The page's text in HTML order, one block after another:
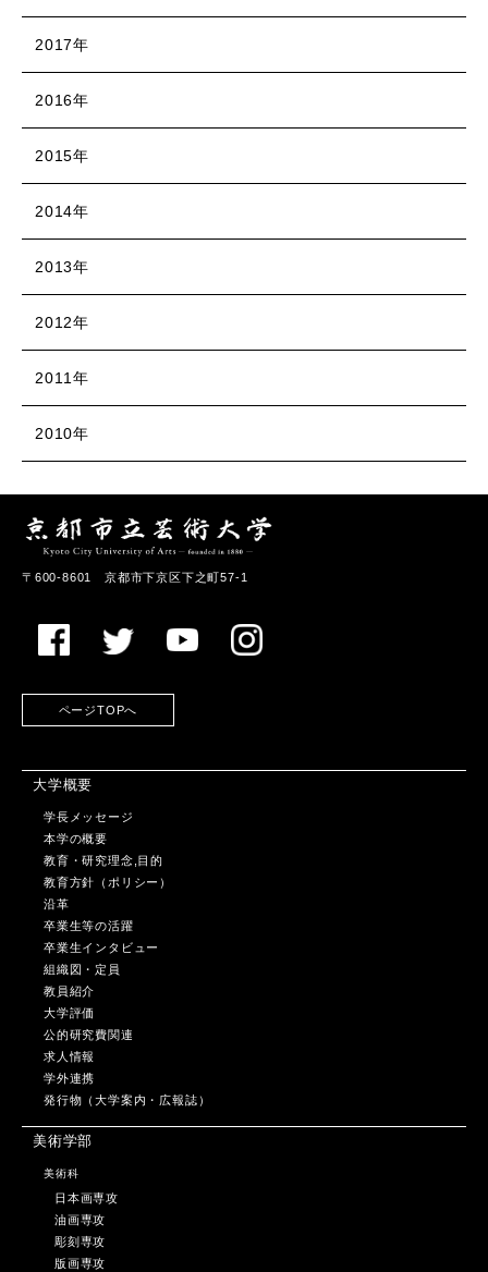
2017年
2016年
2015年
2014年
2013年
2012年
2011年
2010年
〒600-8601 京都市下京区下之町57-1
ページTOPへ
大学概要
学長メッセージ
本学の概要
教育・研究理念,目的
教育方針（ポリシー）
沿革
卒業生等の活躍
卒業生インタビュー
組織図・定員
教員紹介
大学評価
公的研究費関連
求人情報
学外連携
発行物（大学案内・広報誌）
美術学部
美術科
日本画専攻
油画専攻
彫刻専攻
版画専攻